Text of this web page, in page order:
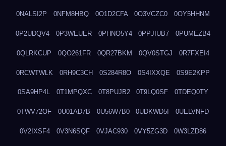
0NALSI2P 0NFM8HBQ 0O1D2CFA 0O3VCZC0 0OY5HHNM
0P2UDQV4 0P3WEUER 0PHNO5Y4 0PPJIUB7 0PUMEZB4
0QLRKCUP 0QO261FR 0QR27BKM 0QV0STGJ 0R7FXEI4
0RCWTWLK 0RH9C3CH 0S284R8O 0S4IXXQE 0S9E2KPP
0SA9HP4L 0T1MPQXC 0T8PUJB2 0T9LQ0SF 0TDEQ0TY
0TWV72OF 0U01AD7B 0U56W7B0 0UDKWD5I 0UELVNFD
0V2IXSF4 0V3N6SQF 0VJAC930 0VY5ZG3D 0W3LZD86